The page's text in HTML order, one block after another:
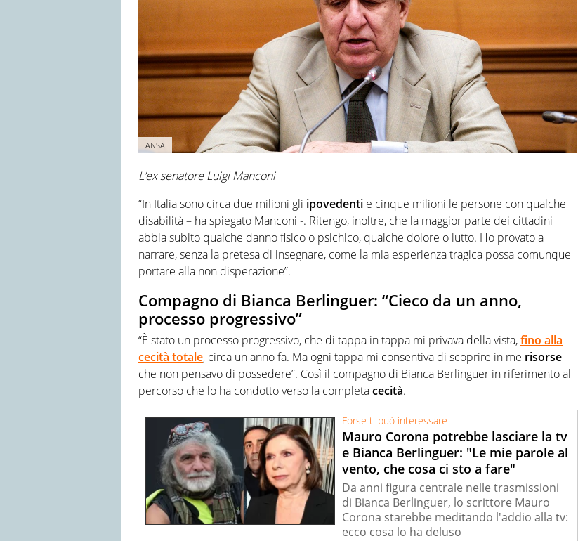
ANSA
L’ex senatore Luigi Manconi
“In Italia sono circa due milioni gli ipovedenti e cinque milioni le persone con qualche
disabilità – ha spiegato Manconi -. Ritengo, inoltre, che la maggior parte dei cittadini
abbia subito qualche danno fisico o psichico, qualche dolore o lutto. Ho provato a
narrare, senza la pretesa di insegnare, come la mia esperienza tragica possa comunque
portare alla non disperazione”.
Compagno di Bianca Berlinguer: “Cieco da un anno,
processo progressivo”
“È stato un processo progressivo, che di tappa in tappa mi privava della vista,fino alla
cecità totale, circa un anno fa. Ma ogni tappa mi consentiva di scoprire in me risorse
che non pensavo di possedere”. Così il compagno di Bianca Berlinguer in riferimento al
percorso che lo ha condotto verso la completacecità.
Forse ti può interessare
Mauro Corona potrebbe lasciare la tv
e Bianca Berlinguer: "Le mie parole al
vento, che cosa ci sto a fare"
Da anni figura centrale nelle trasmissioni
di Bianca Berlinguer, lo scrittore Mauro
Corona starebbe meditando l'addio alla tv:
ecco cosa lo ha deluso